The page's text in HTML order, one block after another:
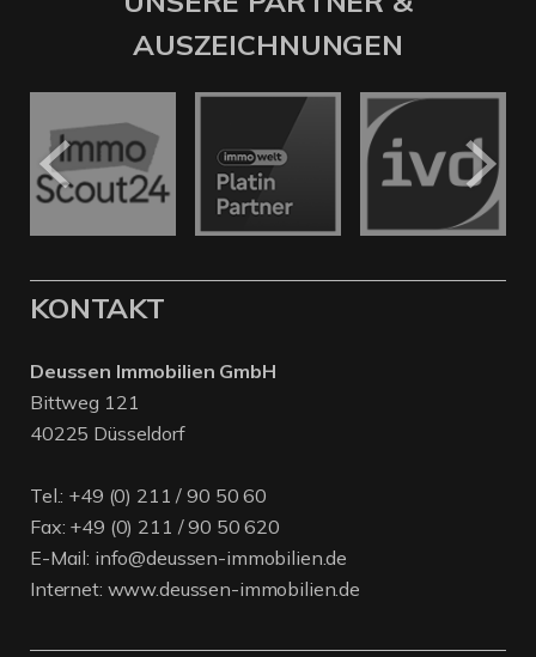
AUSZEICHNUNGEN
KONTAKT
Deussen Immobilien GmbH
Bittweg 121
40225 Düsseldorf
Tel.: +49 (0) 211 / 90 50 60
Fax: +49 (0) 211 / 90 50 620
E-Mail: info@deussen-immobilien.de
Internet: www.deussen-immobilien.de